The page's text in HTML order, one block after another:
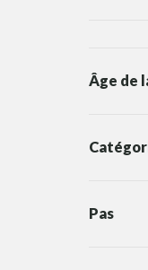
Âge de
Pas